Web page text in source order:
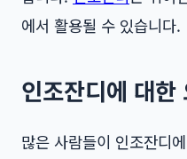
에서 활용될 수 있습니다.
인조잔디에 대한
많은 사람들이 인조잔디